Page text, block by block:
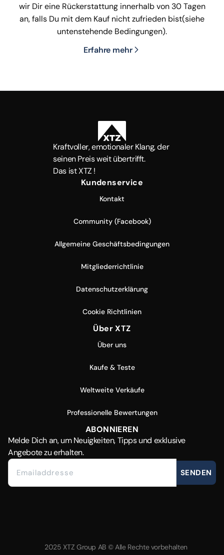
wir Dir eine Rückerstattung innerhalb von 30 Tagen
an, falls Du mit dem Kauf nicht zufrieden bist(siehe
untenstehende Bedingungen).
Erfahre mehr
Kraftvoller, emotionaler Klang, der
seinen Preis weit übertrifft.
Das ist XTZ !
Kundenservice
Kontakt
Community (Facebook)
Allgemeine Geschäftsbedingungen
Mitgliederrichtlinie
Datenschutzerklärung
Cookie Richtlinien
Über XTZ
Über uns
Kaufe & Teste
Weltweite Verkäufe
Professionelle Bewertungen
ABONNIEREN
Melde Dichan, um Neuigkeiten, Tipps und exklusive
Angebote zu erhalten.
SENDEN
2025 XTZ Group AB © Alle Rechte vorbehalten